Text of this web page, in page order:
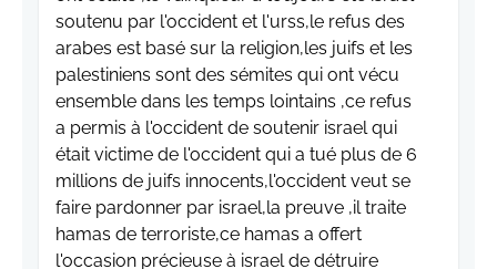
soutenu par l'occident et l'urss,le refus des
arabes est basé sur la religion,les juifs et les
palestiniens sont des sémites qui ont vécu
ensemble dans les temps lointains ,ce refus
a permis à l'occident de soutenir israel qui
était victime de l'occident qui a tué plus de 6
millions de juifs innocents,l'occident veut se
faire pardonner par israel,la preuve ,il traite
hamas de terroriste,ce hamas a offert
l'occasion précieuse à israel de détruire